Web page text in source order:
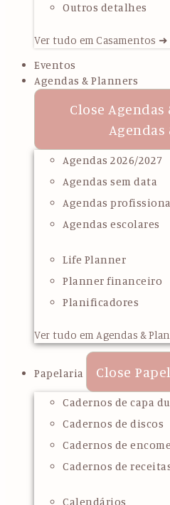
Outros detalhes
Ver tudo em Casamentos ➜
Eventos
Agendas & Planners
Close Agendas
Agendas
Agendas 2026/2027
Agendas sem data
Agendas
Agendas escolares
Life Planner
Planner financeiro
Planificadores
Ver tudo em Agendas &
Papelaria Close
Cadernos de capa
Cadernos de discos
Cadernos de
Cadernos de
Calendários